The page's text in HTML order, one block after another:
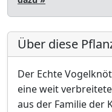
Über diese
Der Echte
eine weit
aus der Familie der